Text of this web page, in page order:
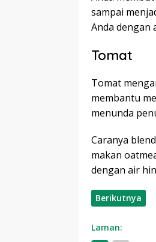
sampai
Anda dengan
Tomat
Tomat
membantu
menunda
Caranya
makan
dengan air
Berikutnya
Laman: